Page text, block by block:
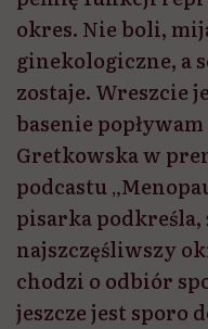
okres. Nie boli,
ginekologiczne, a
zostaje. Wreszcie
basenie
Gretkowska w
podcastu
pisarka podkreśla,
najszczęśliwszy
chodzi o odbiór
jeszcze jest sporo